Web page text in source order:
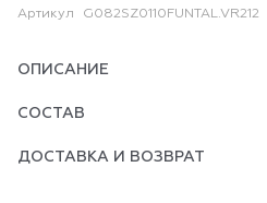
Артикул G082SZ0110FUNTAL.VR212
ОПИСАНИЕ
СОСТАВ
ДОСТАВКА И ВОЗВРАТ